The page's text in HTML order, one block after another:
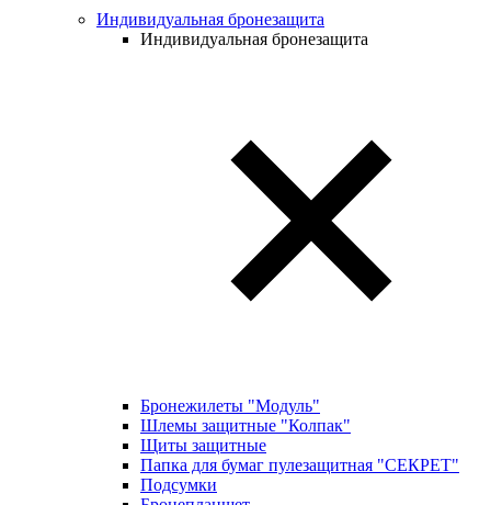
Индивидуальная бронезащита
Индивидуальная бронезащита
Бронежилеты "Модуль"
Шлемы защитные "Колпак"
Щиты защитные
Папка для бумаг пулезащитная "СЕКРЕТ"
Подсумки